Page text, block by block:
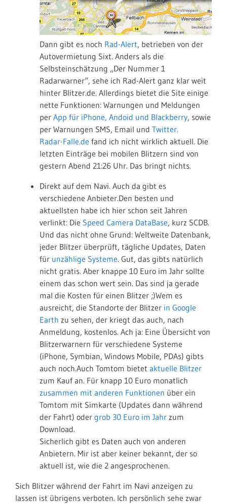
Dann gibt es noch Rad-Alert, betrieben von der
Autovermietung Sixt. Anders als die
Selbsteinschätzung „Der Nummer 1
Radarwarner“, sehe ich Rad-Alert ganz klar weit
hinter Blitzer.de. Allerdings bietet die Site einige
nette Funktionen: Warnungen und Meldungen
per App für iPhone, Andoid und Blackberry, sowie
per Warnungen SMS, Email und Twitter.
Radar-Falle.de fand ich nicht wirklich aktuell. Die
letzten Einträge bei mobilen Blitzern sind von
gestern Abend 21:26 Uhr. Das bringt nichts.
Direkt auf dem Navi. Auch da gibt es
verschiedene Anbieter.Den besten und
aktuellsten habe ich hier schon seit Jahren
verlinkt: Die Speed Camera DataBase, kurz SCDB.
Und das nicht ohne Grund: Weltweite Datenbank,
jeder Blitzer überprüft, tägliche Updates, Daten
für unzählige Systeme. Gut, das gibts natürlich
nicht gratis. Aber knappe 10 Euro im Jahr sollte
einem das schon wert sein. Das sind ja gerade
mal die Kosten für einen Blitzer ;)Wem es
ausreicht, die Standorte der Blitzer in Google
Earth zu sehen, der kriegt das auch, nach
Anmeldung, kostenlos. Ach ja: Eine Übersicht von
Blitzerwarnern für verschiedene Systeme
(iPhone, Symbian, Windows Mobile, PDAs) gibts
auch noch.Auch Tomtom bietet aktuelle Blitzer
zum Kauf an. Für knapp 10 Euro monatlich
zusammen mit anderen Funktionen über ein
Tomtom mit Simkarte (Updates dann während
der Fahrt) oder grob 30 Euro im Jahr zum
Download.
Sicherlich gibt es Daten auch von anderen
Anbietern. Mir ist aber keiner bekannt, der so
aktuell ist, wie die 2 angesprochenen.
Sich Blitzer während der Fahrt im Navi anzeigen zu
lassen ist übrigens verboten. Ich persönlich sehe zwar